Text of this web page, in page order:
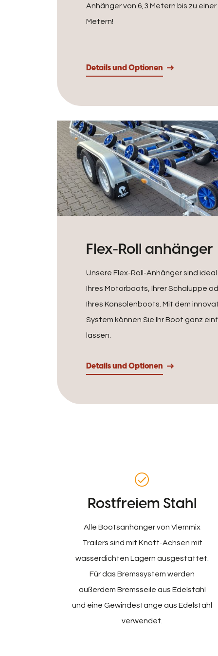
Anhänger von 6,3 Metern bis zu
Metern!
Details und Optionen
Flex-Roll anhänger
Unsere Flex-Roll-Anhänger sind
Ihres Motorboots, Ihrer Schaluppe
Ihres Konsolenboots. Mit dem
System können Sie Ihr Boot ganz
lassen.
Details und Optionen
Rostfreiem Stahl
Alle Bootsanhänger von Vlemmix
Trailers sind mit Knott-Achsen mit
wasserdichten Lagern ausgestattet.
Für das Bremssystem werden
außerdem Bremsseile aus Edelstahl
und eine Gewindestange aus Edelstahl
verwendet.